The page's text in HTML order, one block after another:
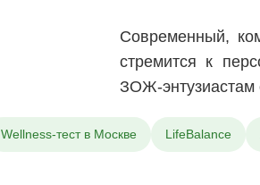
Современный,
стремится к
ЗОЖ-энтузиастам
Wellness-тест в Москве LifeBalance